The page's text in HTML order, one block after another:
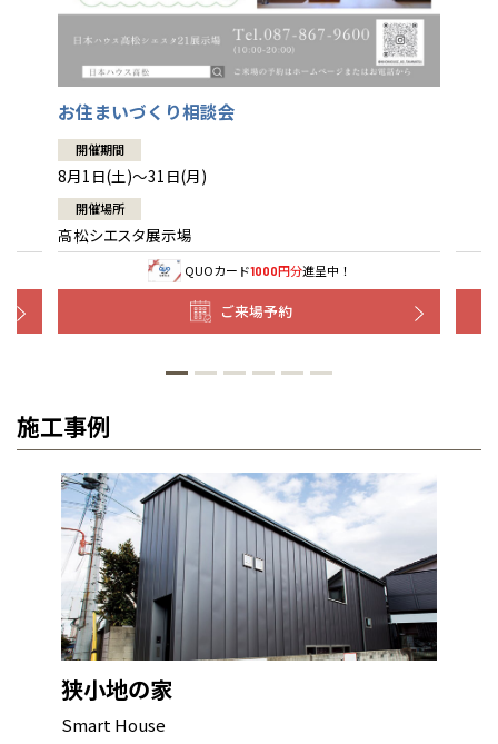
お住まいづくり相談会
開催期間
8月1日(土)～31日(月)
開催場所
高松シエスタ展示場
QUOカード1000円分進呈中！
ご来場予約
施工事例
狭小地の家
Smart House